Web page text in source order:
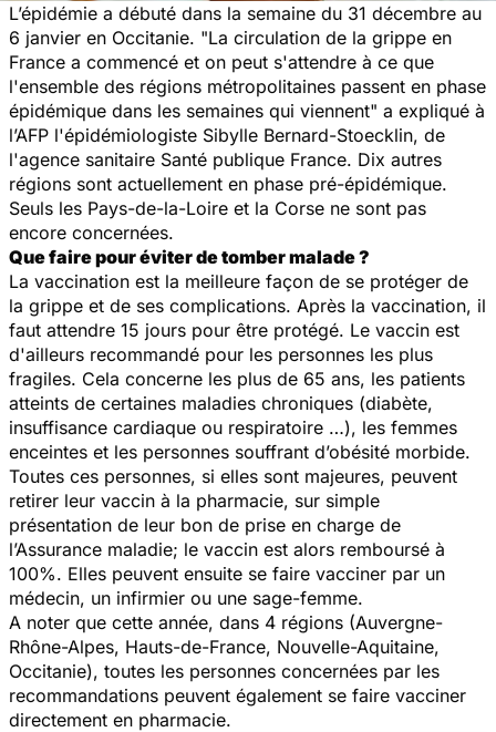
L’épidémie a débuté dans la semaine du 31 décembre au
6 janvier en Occitanie. "La circulation de la grippe en
France a commencé et on peut s'attendre à ce que
l'ensemble des régions métropolitaines passent en phase
épidémique dans les semaines qui viennent" a expliqué à
l’AFP l'épidémiologiste Sibylle Bernard-Stoecklin, de
l'agence sanitaire Santé publique France. Dix autres
régions sont actuellement en phase pré-épidémique.
Seuls les Pays-de-la-Loire et la Corse ne sont pas
encore concernées.
Que faire pour éviter de tomber malade ?
La vaccination est la meilleure façon de se protéger de
la grippe et de ses complications. Après la vaccination, il
faut attendre 15 jours pour être protégé. Le vaccin est
d'ailleurs recommandé pour les personnes les plus
fragiles. Cela concerne les plus de 65 ans, les patients
atteints de certaines maladies chroniques (diabète,
insuffisance cardiaque ou respiratoire …), les femmes
enceintes et les personnes souffrant d’obésité morbide.
Toutes ces personnes, si elles sont majeures, peuvent
retirer leur vaccin à la pharmacie, sur simple
présentation de leur bon de prise en charge de
l’Assurance maladie; le vaccin est alors remboursé à
100%. Elles peuvent ensuite se faire vacciner par un
médecin, un infirmier ou une sage-femme.
A noter que cette année, dans 4 régions (Auvergne-
Rhône-Alpes, Hauts-de-France, Nouvelle-Aquitaine,
Occitanie), toutes les personnes concernées par les
recommandations peuvent également se faire vacciner
directement en pharmacie.